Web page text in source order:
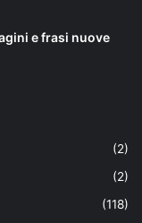
e frasi nuove
(2)
(2)
(118)